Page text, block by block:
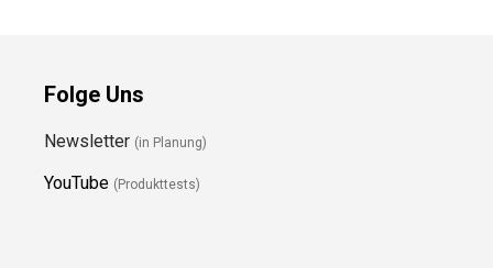
Folge Uns
Newsletter (in Planung)
YouTube (Produkttests)